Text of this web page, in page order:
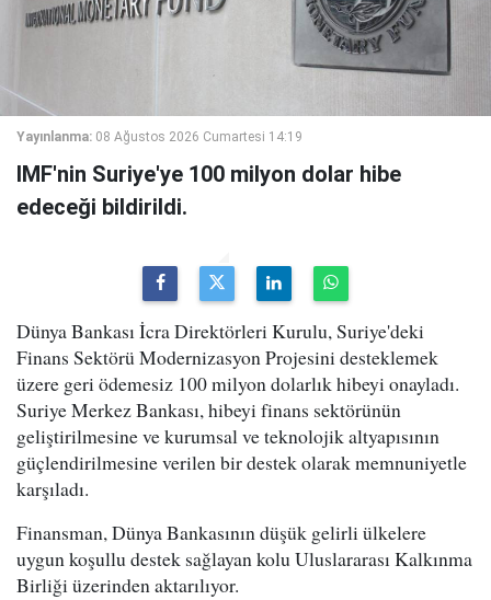
Yayınlanma: 08 Ağustos 2026 Cumartesi 14:19
IMF'nin Suriye'ye 100 milyon dolar hibe
edeceği bildirildi.
Dünya Bankası İcra Direktörleri Kurulu, Suriye'deki
Finans Sektörü Modernizasyon Projesini desteklemek
üzere geri ödemesiz 100 milyon dolarlık hibeyi onayladı.
Suriye Merkez Bankası, hibeyi finans sektörünün
geliştirilmesine ve kurumsal ve teknolojik altyapısının
güçlendirilmesine verilen bir destek olarak memnuniyetle
karşıladı.
Finansman, Dünya Bankasının düşük gelirli ülkelere
uygun koşullu destek sağlayan kolu Uluslararası Kalkınma
Birliği üzerinden aktarılıyor.